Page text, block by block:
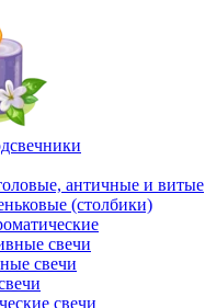
античные и витые
(столбики)
свечи
свечи
свечи